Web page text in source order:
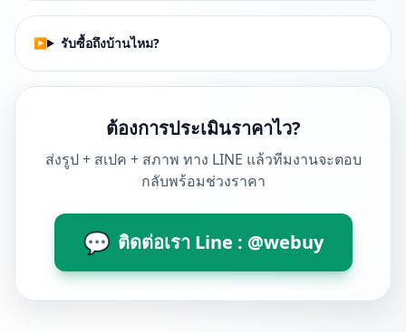
รับซื้อถึงบ้านไหม?
ต้องการประเมินราคาไว?
ส่งรูป + สเปค + สภาพ ทาง LINE แล้วทีมงานจะตอบ
กลับพร้อมช่วงราคา
💬 ติดต่อเรา Line : @webuy